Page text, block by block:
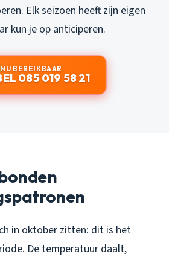
Elk seizoen heeft zijn eigen
kun je op anticiperen.
NU BEREIKBAAR
085 019 58 21
in oktober zitten: dit is het
De temperatuur daalt,